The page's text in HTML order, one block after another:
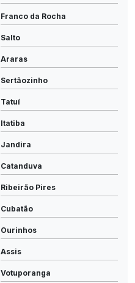
Franco da Rocha
Salto
Araras
Sertãozinho
Tatuí
Itatiba
Jandira
Catanduva
Ribeirão Pires
Cubatão
Ourinhos
Assis
Votuporanga